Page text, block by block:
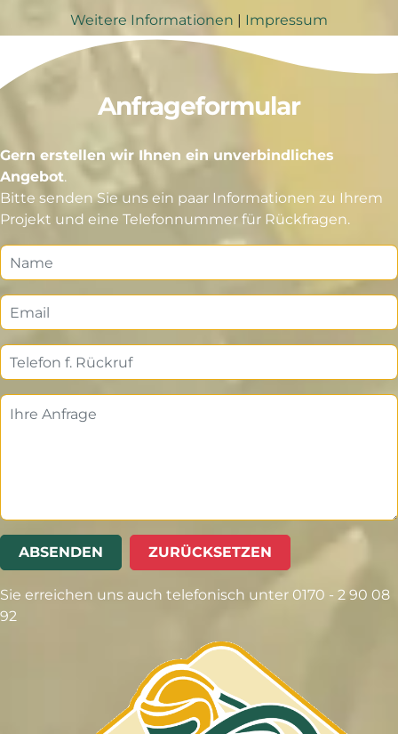
Anfrageformular
Gern erstellen wir Ihnen ein unverbindliches
Angebot.
Bitte senden Sie uns ein paar Informationen zu Ihrem
Projekt und eine Telefonnummer für Rückfragen.
ABSENDEN ZURÜCKSETZEN
Sie erreichen uns auch telefonisch unter 0170 - 2 90 08
92
Weitere Informationen | Impressum